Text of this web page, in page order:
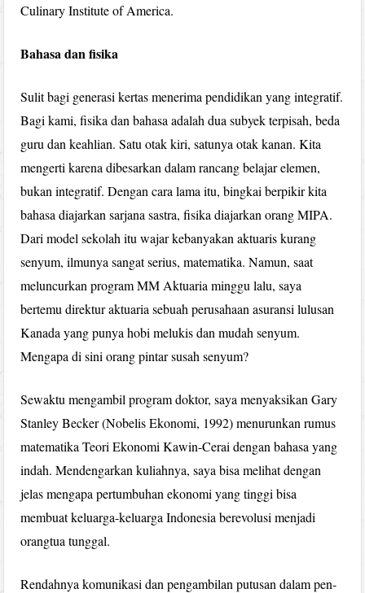
Culinary Institute of America.
Bahasa dan fisika
Sulit bagi generasi kertas menerima pendidikan yang integratif.
Bagi kami, fisika dan bahasa adalah dua subyek terpisah, beda
guru dan keahlian. Satu otak kiri, satunya otak kanan. Kita
mengerti karena dibesarkan dalam rancang belajar elemen,
bukan integratif. Dengan cara lama itu, bingkai berpikir kita
bahasa diajarkan sarjana sastra, fisika diajarkan orang MIPA.
Dari model sekolah itu wajar kebanyakan aktuaris kurang
senyum, ilmunya sangat serius, matematika. Namun, saat
meluncurkan program MM Aktuaria minggu lalu, saya
bertemu direktur aktuaria sebuah perusahaan asuransi lulusan
Kanada yang punya hobi melukis dan mudah senyum.
Mengapa di sini orang pintar susah senyum?
Sewaktu mengambil program doktor, saya menyaksikan Gary
Stanley Becker (Nobelis Ekonomi, 1992) menurunkan rumus
matematika Teori Ekonomi Kawin-Cerai dengan bahasa yang
indah. Mendengarkan kuliahnya, saya bisa melihat dengan
jelas mengapa pertumbuhan ekonomi yang tinggi bisa
membuat keluarga-keluarga Indonesia berevolusi menjadi
orangtua tunggal.
Rendahnya komunikasi dan pengambilan putusan dalam pen-